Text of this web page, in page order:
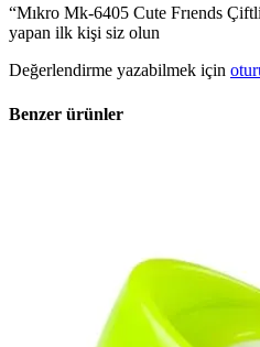
“Mıkro Mk-6405 Cute Frıends
yapan ilk kişi siz olun
Değerlendirme yazabilmek için
Benzer ürünler